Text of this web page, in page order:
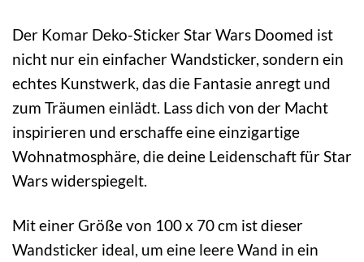
Der Komar Deko-Sticker Star Wars Doomed ist
nicht nur ein einfacher Wandsticker, sondern ein
echtes Kunstwerk, das die Fantasie anregt und
zum Träumen einlädt. Lass dich von der Macht
inspirieren und erschaffe eine einzigartige
Wohnatmosphäre, die deine Leidenschaft für Star
Wars widerspiegelt.
Mit einer Größe von 100 x 70 cm ist dieser
Wandsticker ideal, um eine leere Wand in ein